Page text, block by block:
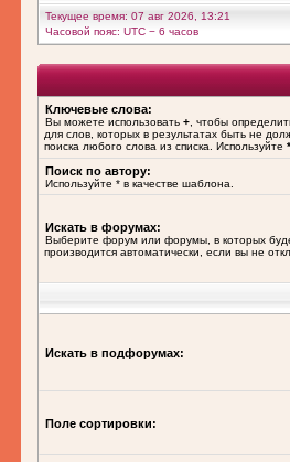
Текущее время: 07 авг 2026, 13:21
Часовой пояс: UTC − 6 часов
Ключевые слова:
Вы можете использовать + , чтобы
для слов, которых в результатах быть не
поиска любого слова из списка. Используйте *
Поиск по автору:
Используйте * в качестве шаблона.
Искать в форумах:
Выберите форум или форумы, в которых
производится автоматически, если вы не
Искать в подфорумах:
Поле сортировки: